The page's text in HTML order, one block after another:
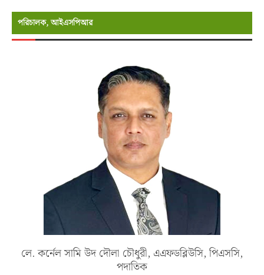
পরিচালক, আইএসপিআর
লে. কর্নেল সামি উদ দৌলা চৌধুরী, এএফডব্লিউসি, পিএসসি,
পদাতিক